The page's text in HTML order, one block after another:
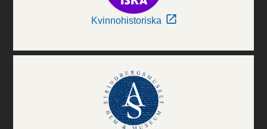
Kvinnohistoriska